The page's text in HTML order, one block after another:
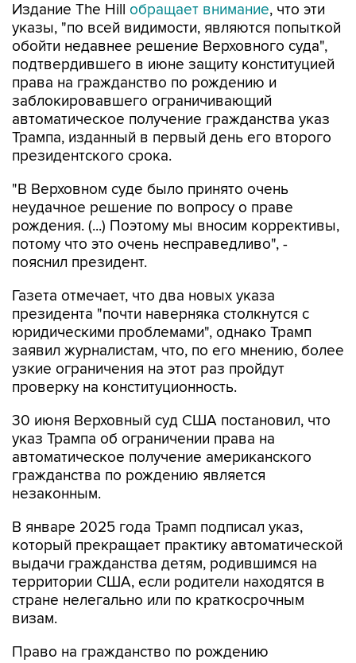
Издание The Hill обращает внимание, что эти
указы, "по всей видимости, являются попыткой
обойти недавнее решение Верховного суда",
подтвердившего в июне защиту конституцией
права на гражданство по рождению и
заблокировавшего ограничивающий
автоматическое получение гражданства указ
Трампа, изданный в первый день его второго
президентского срока.
"В Верховном суде было принято очень
неудачное решение по вопросу о праве
рождения. (...) Поэтому мы вносим коррективы,
потому что это очень несправедливо", -
пояснил президент.
Газета отмечает, что два новых указа
президента "почти наверняка столкнутся с
юридическими проблемами", однако Трамп
заявил журналистам, что, по его мнению, более
узкие ограничения на этот раз пройдут
проверку на конституционность.
30 июня Верховный суд США постановил, что
указ Трампа об ограничении права на
автоматическое получение американского
гражданства по рождению является
незаконным.
В январе 2025 года Трамп подписал указ,
который прекращает практику автоматической
выдачи гражданства детям, родившимся на
территории США, если родители находятся в
стране нелегально или по краткосрочным
визам.
Право на гражданство по рождению